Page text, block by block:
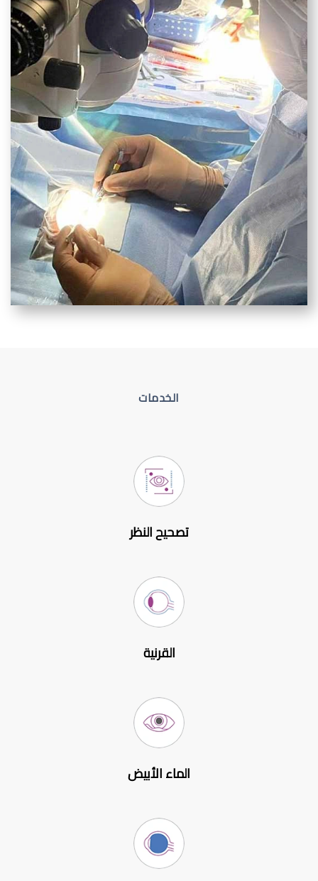
الخدمات
تصحيح النظر
القرنية
الماء الأبيض